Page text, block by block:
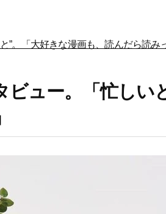
”。「大好きな漫画も、読んだら読み
ビュー。「忙しい